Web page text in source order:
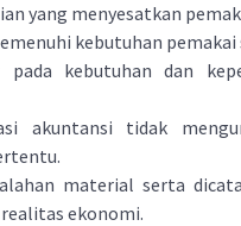
yang menyesatkan
kebutuhan pemakai
pada kebutuhan dan
akuntansi tidak
material serta
ekonomi.